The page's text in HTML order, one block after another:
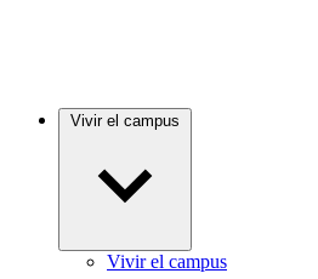
Vivir el campus
Vivir el campus